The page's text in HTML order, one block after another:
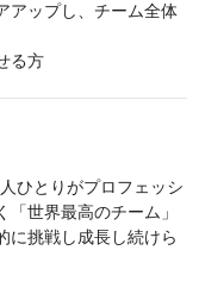
アップし、チーム全体
る方
ひとりがプロフェッシ
世界最高のチーム」
に挑戦し成長し続けら